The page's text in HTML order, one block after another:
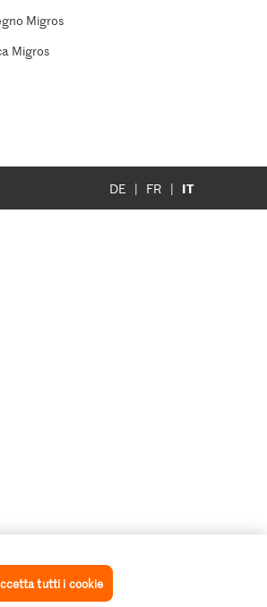
Migros
Migros
DE FR IT
tutti i cookie